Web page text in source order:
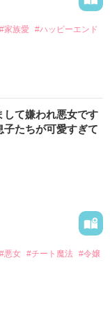
#家族愛 #ハッピーエンド
して嫌われ悪女です
たちが可愛すぎて
#悪女 #チート魔法 #令嬢